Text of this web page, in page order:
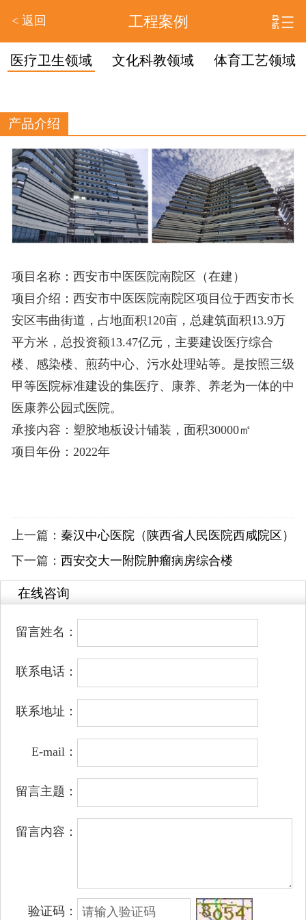
< 返回 工程案例
医疗卫生领域 文化科教领域 体育工艺领域
产品介绍
项目名称：西安市中医医院南院区（在建）
项目介绍：西安市中医医院南院区项目位于西安市长
安区韦曲街道，占地面积120亩，总建筑面积13.9万
平方米，总投资额13.47亿元，主要建设医疗综合
楼、感染楼、煎药中心、污水处理站等。是按照三级
甲等医院标准建设的集医疗、康养、养老为一体的中
医康养公园式医院。
承接内容：塑胶地板设计铺装，面积30000㎡
项目年份：2022年
上一篇： 秦汉中心医院（陕西省人民医院西咸院区）
下一篇： 西安交大一附院肿瘤病房综合楼
在线咨询
留言姓名：
联系电话：
联系地址：
E-mail：
留言主题：
留言内容：
验证码：